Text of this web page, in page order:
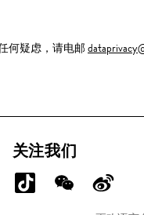
何疑虑，请电邮
关注我们
分
分
分